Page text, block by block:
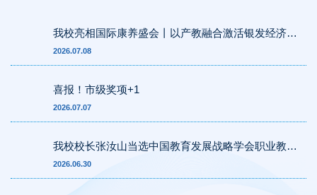
我校亮相国际康养盛会丨以产教融合激活银发经济新
动能
2026.07.08
喜报！市级奖项+1
2026.07.07
我校校长张汝山当选中国教育发展战略学会职业教育
专委会首届常务理事
2026.06.30